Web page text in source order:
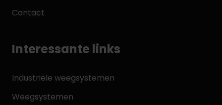
Contact
Interessante links
Industriële weegsystemen
Weegsystemen